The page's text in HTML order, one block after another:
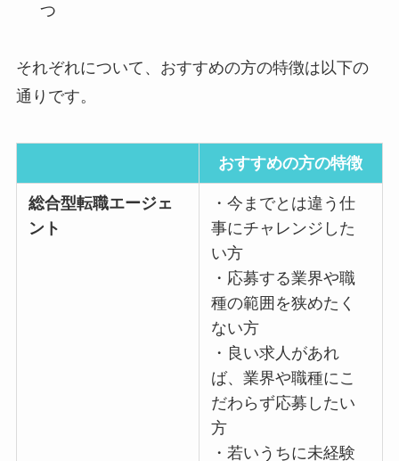
つ
それぞれについて、おすすめの方の特徴は以下の
通りです。
おすすめの方の特徴
総合型転職エージェ
ント
・今までとは違う仕
事にチャレンジした
い方
・応募する業界や職
種の範囲を狭めたく
ない方
・良い求人があれ
ば、業界や職種にこ
だわらず応募したい
方
・若いうちに未経験